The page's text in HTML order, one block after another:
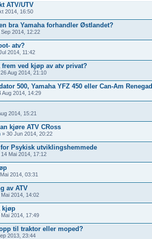
ATV/UTV
2014, 16:50
bra Yamaha forhandler Østlandet?
2014, 12:22
atv?
2014, 11:42
frem ved kjøp av atv privat?
Aug 2014, 21:10
500, Yamaha YFZ 450 eller Can-Am
Aug 2014, 14:29
2014, 15:21
kjøre ATV CRoss
» 30 Jun 2014, 20:22
Psykisk utviklingshemmede
14 Mai 2014, 17:12
2014, 03:31
av ATV
2014, 14:02
kjøp
2014, 17:49
til traktor eller moped?
2013, 23:44